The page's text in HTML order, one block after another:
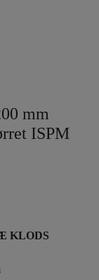
mm
ISPM
KLODS